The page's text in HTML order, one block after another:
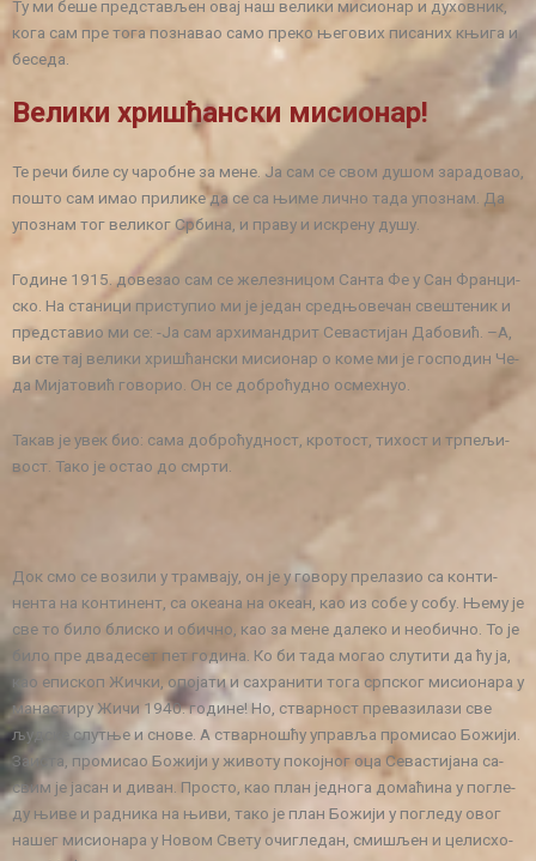
Ту ми бе­ше пред­ста­вљен овај наш ве­ли­ки ми­си­о­нар и ду­хов­ник,
ко­га сам пре то­га по­зна­вао са­мо пре­ко ње­го­вих пи­са­них књи­га и
бе­се­да.
Ве­ли­ки хри­шћан­ски ми­си­о­нар!
Те ре­чи би­ле су ча­роб­не за ме­не. Ја сам се свом ду­шом за­ра­до­вао,
по­што сам имао при­ли­ке да се са њи­ме лич­но та­да упо­знам. Да
упо­знам тог ве­ли­ког Ср­би­на, и пра­ву и ис­кре­ну ду­шу.
Го­ди­не 1915. до­ве­зао сам се же­ле­зни­цом Сан­та Фе у Сан Фран­ци­
ско. На ста­ни­ци при­сту­пио ми је је­дан сред­њо­ве­чан све­ште­ник и
пред­ста­вио ми се: -Ја сам ар­хи­ман­дрит Се­ва­сти­јан Да­бо­вић. –А,
ви сте тај ве­ли­ки хри­шћан­ски ми­си­о­нар о ко­ме ми је го­спо­дин Че­
да Ми­ја­то­вић го­во­рио. Он се до­бро­ћуд­но осмех­нуо.
Та­кав је увек био: са­ма до­бро­ћуд­ност, кро­тост, ти­хост и тр­пе­љи­
вост. Та­ко је остао до смр­ти.
Док смо се во­зи­ли у трам­ва­ју, он је у го­во­ру пре­ла­зио са кон­ти­
нен­та на кон­ти­нент, са оке­а­на на оке­ан, као из со­бе у со­бу. Ње­му је
све то би­ло бли­ско и обич­но, као за ме­не да­ле­ко и нео­бич­но. То је
би­ло пре два­де­сет пет го­ди­на. Ко би та­да мо­гао слу­ти­ти да ћу ја,
као епи­скоп Жич­ки, опо­ја­ти и са­хра­ни­ти то­га срп­ског ми­си­о­на­ра у
ма­на­сти­ру Жи­чи 1940. го­ди­не! Но, ствар­ност пре­ва­зи­ла­зи све
људ­ске слут­ње и сно­ве. А ствар­но­шћу упра­вља про­ми­сао Бо­жи­ји.
За­и­ста, про­ми­сао Бо­жи­ји у жи­во­ту по­кој­ног оца Се­ва­сти­ја­на са­
свим је ја­сан и ди­ван. Про­сто, као план јед­но­га до­ма­ћи­на у по­гле­
ду њи­ве и рад­ни­ка на њи­ви, та­ко је план Бо­жи­ји у по­гле­ду овог
на­шег ми­си­о­на­ра у Но­вом Све­ту очи­гле­дан, сми­шљен и це­лис­хо­